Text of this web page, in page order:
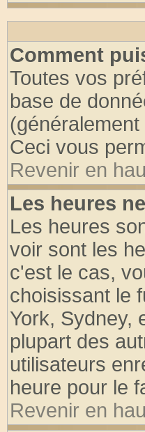
Comment
Toutes vos
base de
Ceci vous
Revenir en
Les heures
Les heures
voir sont les
c'est le cas,
choisissant le
York, Sydney,
plupart des
utilisateurs
heure pour le
Revenir en